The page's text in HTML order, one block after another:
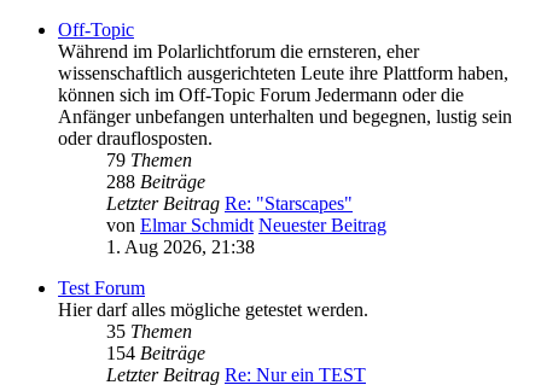
Off-Topic
Während im Polarlichtforum die ernsteren, eher
wissenschaftlich ausgerichteten Leute ihre Plattform haben,
können sich im Off-Topic Forum Jedermann oder die
Anfänger unbefangen unterhalten und begegnen, lustig sein
oder drauflosposten.
79 Themen
288 Beiträge
Letzter Beitrag Re: "Starscapes"
von Elmar Schmidt Neuester Beitrag
1. Aug 2026, 21:38
Test Forum
Hier darf alles mögliche getestet werden.
35 Themen
154 Beiträge
Letzter Beitrag Re: Nur ein TEST